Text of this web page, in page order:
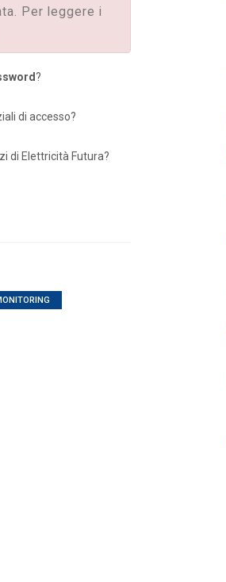
Per leggere i
?
di accesso?
di Elettricità Futura?
meccanismo di
della FCR
del Cod...